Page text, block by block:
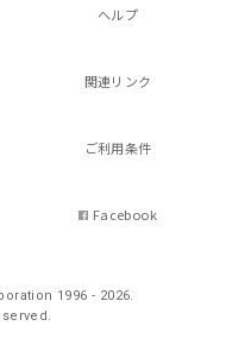
ヘルプ
関連リンク
ご利用条件
Facebook
1996 - 2026.